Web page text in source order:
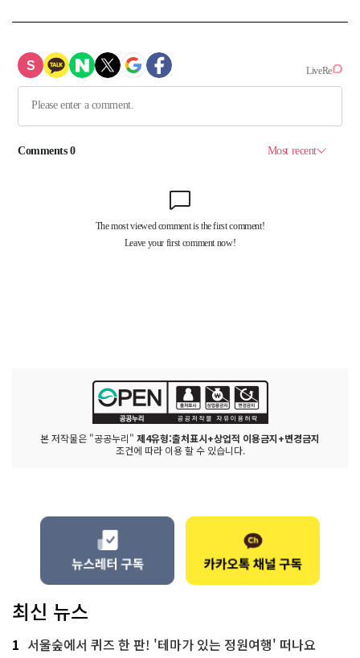
본 저작물은 "공공누리" 제4유형:출처표시+상업적 이용금지+변경금지
조건에 따라 이용 할 수 있습니다.
최신 뉴스
1 서울숲에서 퀴즈 한 판! '테마가 있는 정원여행' 떠나요